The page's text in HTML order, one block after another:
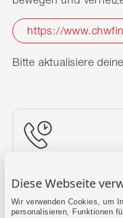
Diese Webseite
Wir verwenden Cookies, um
personalisieren, Funktionen
https://
Bitte aktualisiere